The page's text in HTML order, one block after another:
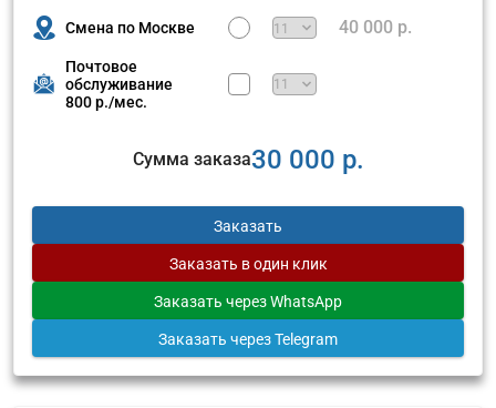
Смена по Москве 40 000 р.
Почтовое
обслуживание
800 р./мес.
Сумма заказа30 000 р.
Заказать
Заказать в один клик
Заказать через WhatsApp
Заказать через Telegram